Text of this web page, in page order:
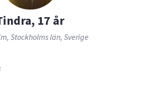
17 år
Stockholms län, Sverige